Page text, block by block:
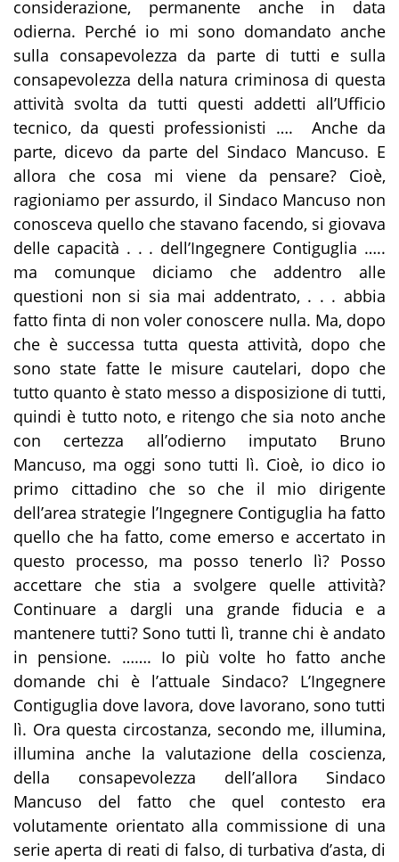
considerazione, permanente anche in data
odierna. Perché io mi sono domandato anche
sulla consapevolezza da parte di tutti e sulla
consapevolezza della natura criminosa di questa
attività svolta da tutti questi addetti all’Ufficio
tecnico, da questi professionisti …. Anche da
parte, dicevo da parte del Sindaco Mancuso. E
allora che cosa mi viene da pensare? Cioè,
ragioniamo per assurdo, il Sindaco Mancuso non
conosceva quello che stavano facendo, si giovava
delle capacità . . . dell’Ingegnere Contiguglia …..
ma comunque diciamo che addentro alle
questioni non si sia mai addentrato, . . . abbia
fatto finta di non voler conoscere nulla. Ma, dopo
che è successa tutta questa attività, dopo che
sono state fatte le misure cautelari, dopo che
tutto quanto è stato messo a disposizione di tutti,
quindi è tutto noto, e ritengo che sia noto anche
con certezza all’odierno imputato Bruno
Mancuso, ma oggi sono tutti lì. Cioè, io dico io
primo cittadino che so che il mio dirigente
dell’area strategie l’Ingegnere Contiguglia ha fatto
quello che ha fatto, come emerso e accertato in
questo processo, ma posso tenerlo lì? Posso
accettare che stia a svolgere quelle attività?
Continuare a dargli una grande fiducia e a
mantenere tutti? Sono tutti lì, tranne chi è andato
in pensione. ……. Io più volte ho fatto anche
domande chi è l’attuale Sindaco? L’Ingegnere
Contiguglia dove lavora, dove lavorano, sono tutti
lì. Ora questa circostanza, secondo me, illumina,
illumina anche la valutazione della coscienza,
della consapevolezza dell’allora Sindaco
Mancuso del fatto che quel contesto era
volutamente orientato alla commissione di una
serie aperta di reati di falso, di turbativa d’asta, di